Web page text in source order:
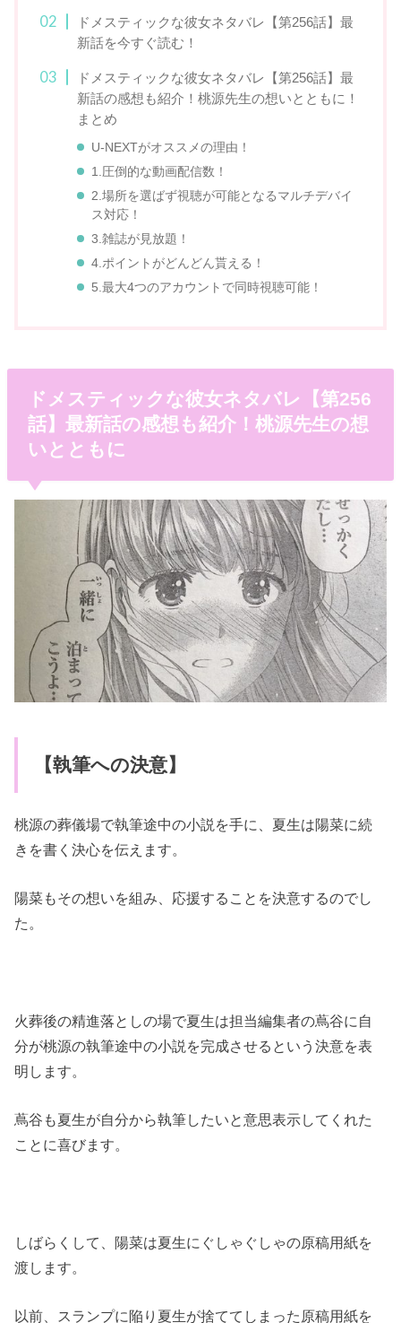
ドメスティックな彼女ネタバレ【第256話】最
新話を今すぐ読む！
ドメスティックな彼女ネタバレ【第256話】最
新話の感想も紹介！桃源先生の想いとともに！
まとめ
U-NEXTがオススメの理由！
1.圧倒的な動画配信数！
2.場所を選ばず視聴が可能となるマルチデバイ
ス対応！
3.雑誌が見放題！
4.ポイントがどんどん貰える！
5.最大4つのアカウントで同時視聴可能！
ドメスティックな彼女ネタバレ【第256
話】最新話の感想も紹介！桃源先生の想
いとともに
【執筆への決意】
桃源の葬儀場で執筆途中の小説を手に、夏生は陽菜に続
きを書く決心を伝えます。
陽菜もその想いを組み、応援することを決意するのでし
た。
火葬後の精進落としの場で夏生は担当編集者の蔦谷に自
分が桃源の執筆途中の小説を完成させるという決意を表
明します。
蔦谷も夏生が自分から執筆したいと意思表示してくれた
ことに喜びます。
しばらくして、陽菜は夏生にぐしゃぐしゃの原稿用紙を
渡します。
以前、スランプに陥り夏生が捨ててしまった原稿用紙を